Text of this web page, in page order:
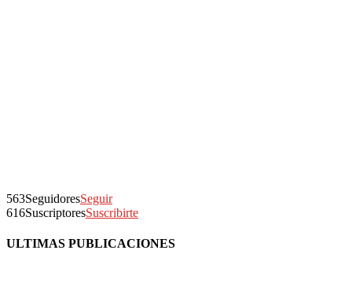
563SeguidoresSeguir
616SuscriptoresSuscribirte
ULTIMAS PUBLICACIONES